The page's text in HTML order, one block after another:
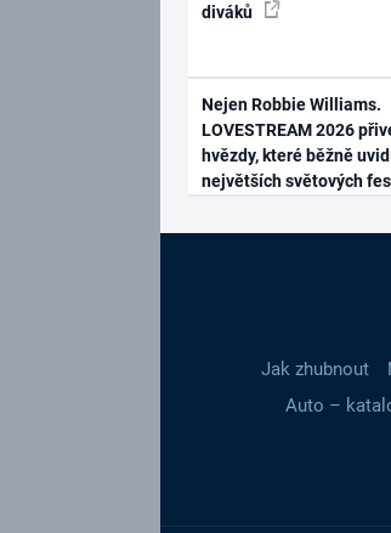
diváků
Nejen Robbie Williams.
LOVESTREAM 2026
hvězdy, které běžně
největších světových
Jak zhubnout
Auto –